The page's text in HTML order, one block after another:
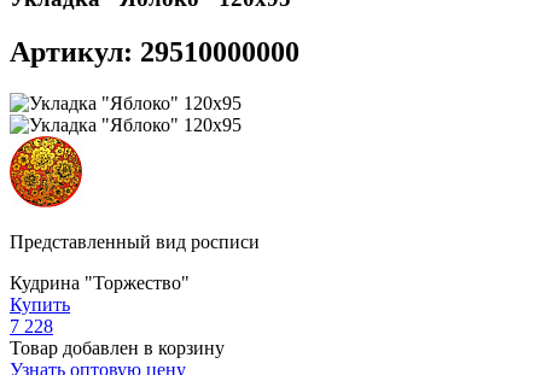
Артикул: 29510000000
Представленный вид росписи
Кудрина "Торжество"
Купить
7 228
Товар добавлен в корзину
Узнать оптовую цену